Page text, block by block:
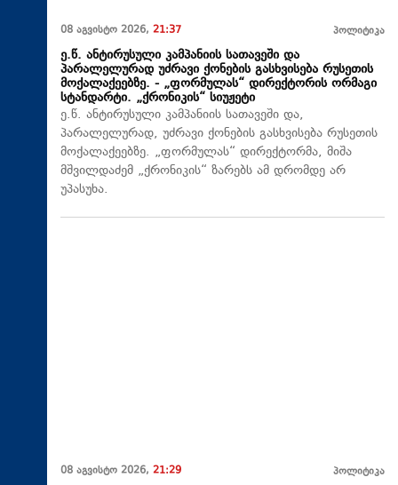
08 აგვისტო 2026, 21:37 პოლიტიკა
ე.წ. ანტირუსული კამპანიის სათავეში და
პარალელურად უძრავი ქონების გასხვისება რუსეთის
მოქალაქეებზე. - „ფორმულას“ დირექტორის ორმაგი
სტანდარტი. „ქრონიკის“ სიუჟეტი
ე.წ. ანტირუსული კამპანიის სათავეში და,
პარალელურად, უძრავი ქონების გასხვისება რუსეთის
მოქალაქეებზე. „ფორმულას“ დირექტორმა, მიშა
მშვილდაძემ „ქრონიკის“ ზარებს ამ დრომდე არ
უპასუხა.
08 აგვისტო 2026, 21:29 პოლიტიკა